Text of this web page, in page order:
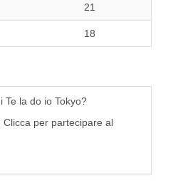
21
18
Te la do io Tokyo?
per partecipare al